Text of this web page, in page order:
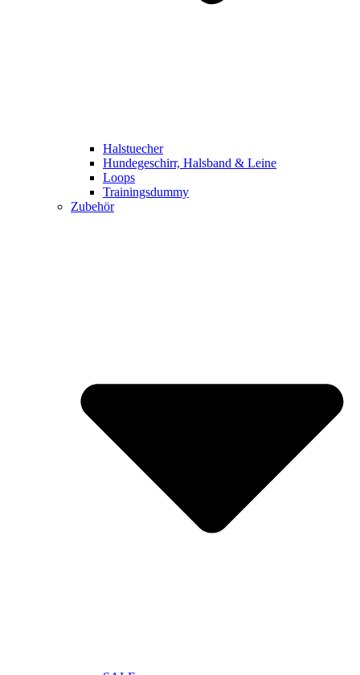
Halstuecher
Hundegeschirr, Halsband & Leine
Loops
Trainingsdummy
Zubehör